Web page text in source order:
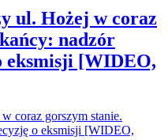
ul. Hożej w coraz
nadzór
eksmisji [WIDEO,